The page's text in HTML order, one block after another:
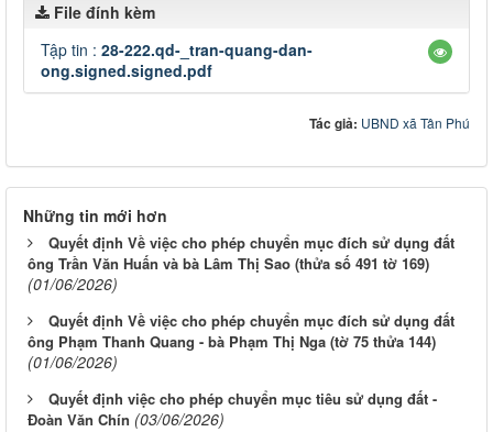
File đính kèm
Tập tin : 28-222.qd-_tran-quang-dan-
ong.signed.signed.pdf
Tác giả: UBND xã Tân Phú
Những tin mới hơn
Quyết định Về việc cho phép chuyển mục đích sử dụng đất
ông Trần Văn Huấn và bà Lâm Thị Sao (thửa số 491 tờ 169)
(01/06/2026)
Quyết định Về việc cho phép chuyển mục đích sử dụng đất
ông Phạm Thanh Quang - bà Phạm Thị Nga (tờ 75 thửa 144)
(01/06/2026)
Quyết định việc cho phép chuyển mục tiêu sử dụng đất -
Đoàn Văn Chín (03/06/2026)